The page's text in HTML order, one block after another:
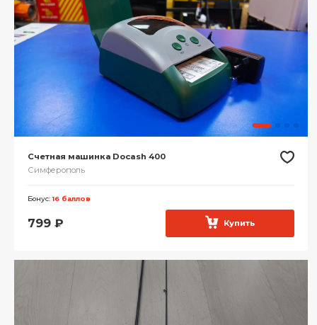
Счетная машинка Docash 400
Симферополь
Бонус:16 баллов
799 ₽ Купить